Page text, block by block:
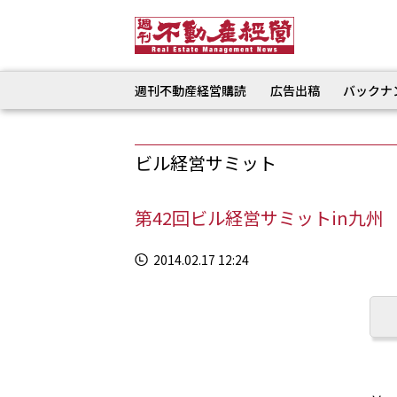
週刊不動産経営購読 広告出稿 バック
ビル経営サミット
第42回ビル経営サミットin九州
2014.02.17 12:24